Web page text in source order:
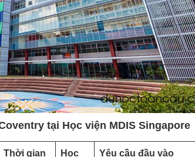
tại Học viện MDIS Singapore
Thời gian
Học
Yêu cầu đầu vào